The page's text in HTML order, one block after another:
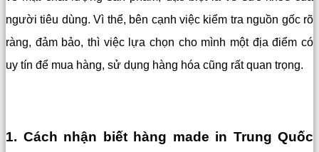
người tiêu dùng. Vì thể, bên cạnh việc kiểm tra nguồn gốc rõ
ràng, đảm bảo, thì việc lựa chọn cho mình một địa điểm có
uy tín để mua hàng, sử dụng hàng hóa cũng rất quan trọng.
1. Cách nhận biết hàng made in Trung Quốc